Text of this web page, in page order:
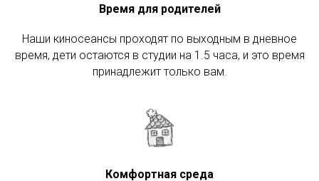
Время для родителей
Наши киносеансы проходят по выходным в дневное
время, дети остаются в студии на 1.5 часа, и это время
принадлежит только вам.
Комфортная среда